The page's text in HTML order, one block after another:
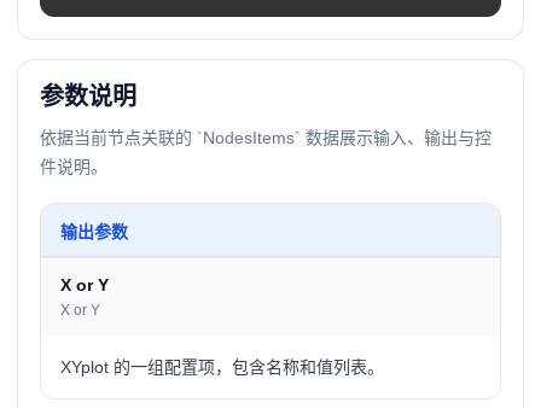
参数说明
依据当前节点关联的 `NodesItems` 数据展示输入、输出与控
件说明。
输出参数
X or Y
X or Y
XYplot 的一组配置项，包含名称和值列表。